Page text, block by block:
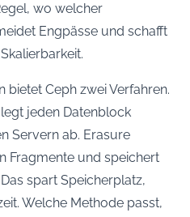
wo welcher
Engpässe und schafft
bietet Ceph zwei Verfahren.
jeden Datenblock
Servern ab. Erasure
Fragmente und speichert
spart Speicherplatz,
Welche Methode passt,